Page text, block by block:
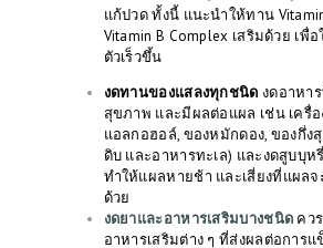
แก้ปวด ทั้งนี้ แนะนำให้ทาน
Vitamin B Complex เสริมด้วย เพื่
ตัวเร็วขึ้น
งดทานของแสลงทุกชนิด งดอาหา
สุขภาพ และมีผลต่อแผล เช่น เครื่
แอลกอฮอล์, ของหมักดอง, ของกึ่ง
ดิบ และอาหารทะเล) และงดสูบบุห
ทำให้แผลหายช้า และเสี่ยงที่แผลจ
ด้วย
งดยาและอาหารเสริมบางชนิด คว
อาหารเสริมต่าง ๆ ที่ส่งผลต่อการแ